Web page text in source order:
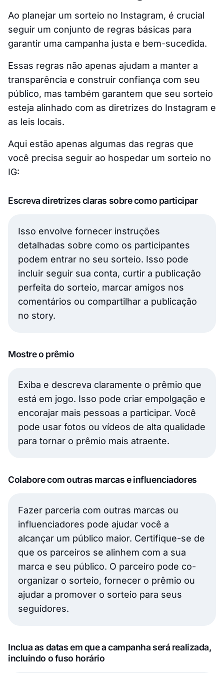
Ao planejar um sorteio no Instagram, é crucial
seguir um conjunto de regras básicas para
garantir uma campanha justa e bem-sucedida.
Essas regras não apenas ajudam a manter a
transparência e construir confiança com seu
público, mas também garantem que seu sorteio
esteja alinhado com as diretrizes do Instagram e
as leis locais.
Aqui estão apenas algumas das regras que
você precisa seguir ao hospedar um sorteio no
IG:
Escreva diretrizes claras sobre como participar
Isso envolve fornecer instruções
detalhadas sobre como os participantes
podem entrar no seu sorteio. Isso pode
incluir seguir sua conta, curtir a publicação
perfeita do sorteio, marcar amigos nos
comentários ou compartilhar a publicação
no story.
Mostre o prêmio
Exiba e descreva claramente o prêmio que
está em jogo. Isso pode criar empolgação e
encorajar mais pessoas a participar. Você
pode usar fotos ou vídeos de alta qualidade
para tornar o prêmio mais atraente.
Colabore com outras marcas e influenciadores
Fazer parceria com outras marcas ou
influenciadores pode ajudar você a
alcançar um público maior. Certifique-se de
que os parceiros se alinhem com a sua
marca e seu público. O parceiro pode co-
organizar o sorteio, fornecer o prêmio ou
ajudar a promover o sorteio para seus
seguidores.
Inclua as datas em que a campanha será realizada,
incluindo o fuso horário